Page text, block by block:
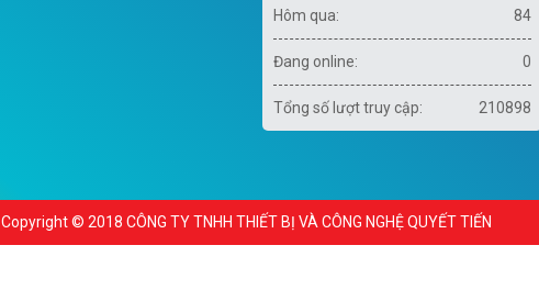
84
Hôm qua:
0
Đang online:
210898
Tổng số lượt truy cập:
Copyright © 2018 CÔNG TY TNHH THIẾT BỊ VÀ CÔNG NGHỆ QUYẾT TIẾN